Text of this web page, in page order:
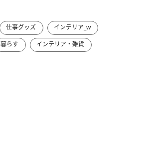
仕事グッズ
インテリア_w
暮らす インテリア・雑貨